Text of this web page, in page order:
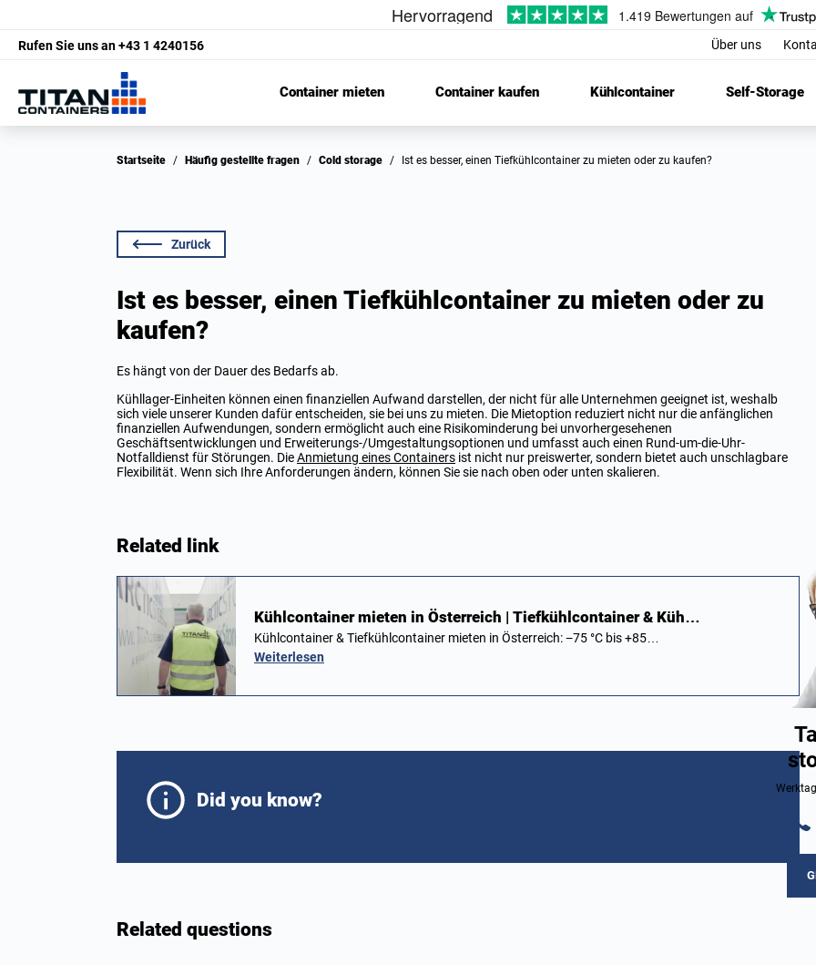
Rufen Sie uns an+43 1 4240156 Über uns
Container mieten Container kaufen Kühlcontainer Self-Storage
Startseite / Häufig gestellte fragen / Cold storage / Ist es besser, einen Tiefkühlcontainer zu mieten oder zu kaufen?
Zurück
Ist es besser, einen Tiefkühlcontainer zu mieten oder zu
kaufen?
Es hängt von der Dauer des Bedarfs ab.
Kühllager-Einheiten können einen finanziellen Aufwand darstellen, der nicht für alle Unternehmen geeignet ist, weshalb
sich viele unserer Kunden dafür entscheiden, sie bei uns zu mieten. Die Mietoption reduziert nicht nur die anfänglichen
finanziellen Aufwendungen, sondern ermöglicht auch eine Risikominderung bei unvorhergesehenen
Geschäftsentwicklungen und Erweiterungs-/Umgestaltungsoptionen und umfasst auch einen Rund-um-die-Uhr-
Notfalldienst für Störungen. DieAnmietung eines Containers ist nicht nur preiswerter, sondern bietet auch unschlagbare
Flexibilität. Wenn sich Ihre Anforderungen ändern, können Sie sie nach oben oder unten skalieren.
Related link
Kühlcontainer mieten in Österreich | Tiefkühlcontainer & Küh…
Kühlcontainer & Tiefkühlcontainer mieten in Österreich: −75 °C bis +85…
Weiterlesen
Did you know?
Related questions